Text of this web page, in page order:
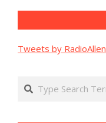
Tweets by RadioAllen
Search